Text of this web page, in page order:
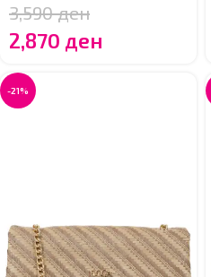
3,590ден
2,870 ден
-21%